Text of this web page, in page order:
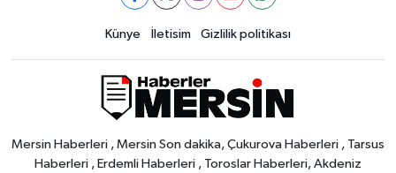
Künye İletisim Gizlilik politikası
Mersin Haberleri , Mersin Son dakika, Çukurova Haberleri , Tarsus
Haberleri , Erdemli Haberleri , Toroslar Haberleri, Akdeniz